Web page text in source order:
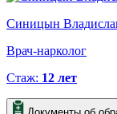
Синицын
Врач-нарколог
Стаж: 12 лет